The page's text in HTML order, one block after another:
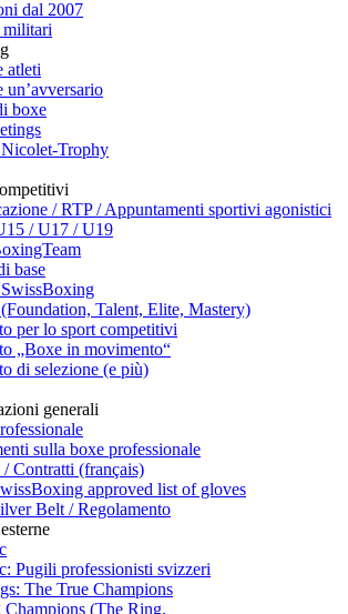
dal 2007
militari
atleti
un’avversario
boxe
Trophy
/ RTP / Appuntamenti sportivi agonistici
/ U17 / U19
base
Talent, Elite, Mastery)
per lo sport competitivi
„Boxe in movimento“
di selezione (e più)
generali
sulla boxe professionale
Contratti (français)
approved list of gloves
Belt / Regolamento
Pugili professionisti svizzeri
The True Champions
(The Ring,